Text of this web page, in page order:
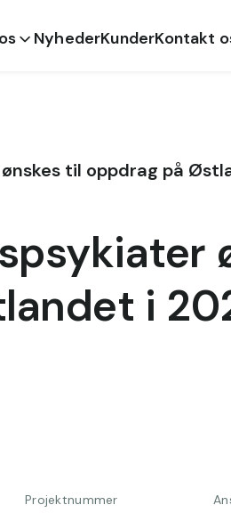
NyhederKunderKontakt
til oppdrag på
i
Projektnummer